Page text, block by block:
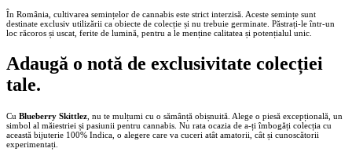
În România, cultivarea semințelor de cannabis este strict interzisă. Aceste semințe sunt
destinate exclusiv utilizării ca obiecte de colecție și nu trebuie germinate. Păstrați-le într-un
loc răcoros și uscat, ferite de lumină, pentru a le menține calitatea și potențialul unic.
Adaugă o notă de exclusivitate colecției
tale.
Cu Blueberry Skittlez , nu te mulțumi cu o sămânță obișnuită. Alege o piesă excepțională, un
simbol al măiestriei și pasiunii pentru cannabis. Nu rata ocazia de a-ți îmbogăți colecția cu
această bijuterie 100% Indica, o alegere care va cuceri atât amatorii, cât și cunoscătorii
experimentați.